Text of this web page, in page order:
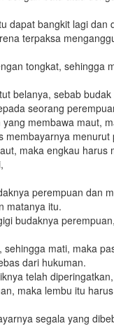
dapat bangkit lagi
terpaksa
tongkat, sehingga
belanya, sebab
seorang
membawa maut,
menurut
maka engkau harus
perempuan dan
matanya itu.
budaknya
mati, maka
dari hukuman.
telah
maka lembu itu
segala yang